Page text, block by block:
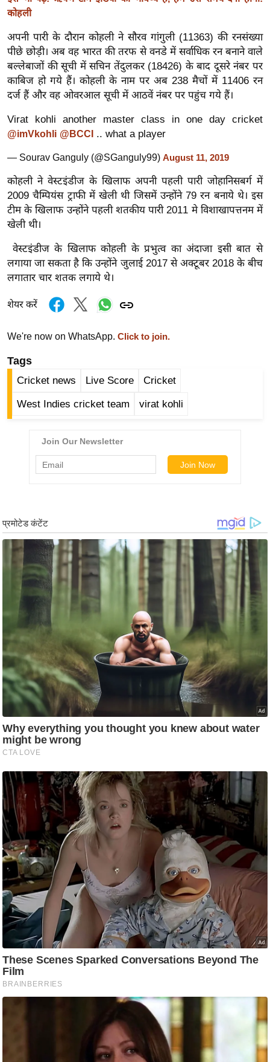
त
यं
ग
इं
डि
या
सा
हि
ज
ग
त
ऑ
टो
व
र्ल्ड
न्यू
ब्री
नो
रं
न
ड
हॉ
ली
फि
ल्म
स
मी
क्षा
B
r
e
a
k
n
g
N
e
w
s
ला
इ
फ
स्टा
इ
ल
टे
लॉ
कोहली
अपनी पारी के दौरान कोहली ने सौरव गांगुली (11363) की रनसंख्या
पीछे छोड़ी। अब वह भारत की तरफ से वनडे में सर्वाधिक रन बनाने वाले
बल्लेबाजों की सूची में सचिन तेंदुलकर (18426) के बाद दूसरे नंबर पर
काबिज हो गये हैं। कोहली के नाम पर अब 238 मैचों में 11406 रन
दर्ज हैं और वह ओवरआल सूची में आठवें नंबर पर पहुंच गये हैं।
Virat kohli another master class in one day cricket
@imVkohli @BCCI .. what a player
— Sourav Ganguly (@SGanguly99) August 11, 2019
कोहली ने वेस्टइंडीज के खिलाफ अपनी पहली पारी जोहानिसबर्ग में
2009 चैम्पियंस ट्राफी में खेली थी जिसमें उन्होंने 79 रन बनाये थे। इस
टीम के खिलाफ उन्होंने पहली शतकीय पारी 2011 मे विशाखापत्तनम में
खेली थी।
वेस्टइंडीज के खिलाफ कोहली के प्रभुत्व का अंदाजा इसी बात से
लगाया जा सकता है कि उन्होंने जुलाई 2017 से अक्टूबर 2018 के बीच
लगातार चार शतक लगाये थे।
शेयर करें
We're now on WhatsApp. Click to join.
Tags
Cricket news Live Score Cricket
West Indies cricket team virat kohli